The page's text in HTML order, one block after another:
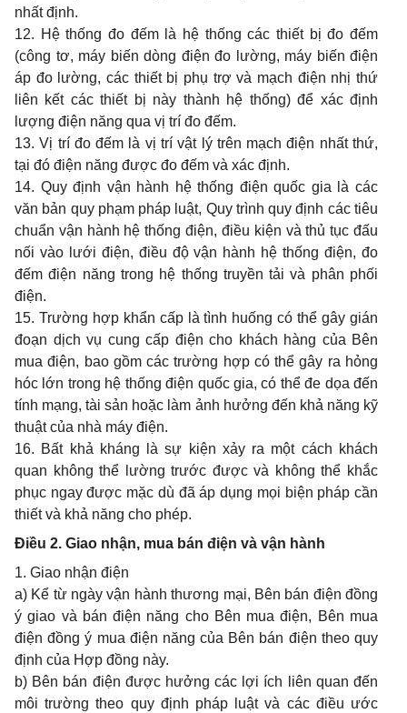
nhất định.
12. Hệ thống đo đếm là hệ thống các thiết bị đo đếm
(công tơ, máy biến dòng điện đo lường, máy biến điện
áp đo lường, các thiết bị phụ trợ và mạch điện nhị thứ
liên kết các thiết bị này thành hệ thống) để xác định
lượng điện năng qua vị trí đo đếm.
13. Vị trí đo đếm là vị trí vật lý trên mạch điện nhất thứ,
tại đó điện năng được đo đếm và xác định.
14. Quy định vận hành hệ thống điện quốc gia là các
văn bản quy phạm pháp luật, Quy trình quy định các tiêu
chuẩn vận hành hệ thống điện, điều kiện và thủ tục đấu
nối vào lưới điện, điều độ vận hành hệ thống điện, đo
đếm điện năng trong hệ thống truyền tải và phân phối
điện.
15. Trường hợp khẩn cấp là tình huống có thể gây gián
đoạn dịch vụ cung cấp điện cho khách hàng của Bên
mua điện, bao gồm các trường hợp có thể gây ra hỏng
hóc lớn trong hệ thống điện quốc gia, có thể đe dọa đến
tính mạng, tài sản hoặc làm ảnh hưởng đến khả năng kỹ
thuật của nhà máy điện.
16. Bất khả kháng là sự kiện xảy ra một cách khách
quan không thể lường trước được và không thể khắc
phục ngay được mặc dù đã áp dụng mọi biện pháp cần
thiết và khả năng cho phép.
Điều 2. Giao nhận, mua bán điện và vận hành
1. Giao nhận điện
a) Kể từ ngày vận hành thương mại, Bên bán điện đồng
ý giao và bán điện năng cho Bên mua điện, Bên mua
điện đồng ý mua điện năng của Bên bán điện theo quy
định của Hợp đồng này.
b) Bên bán điện được hưởng các lợi ích liên quan đến
môi trường theo quy định pháp luật và các điều ước